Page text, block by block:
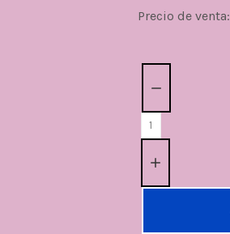
Precio de venta: